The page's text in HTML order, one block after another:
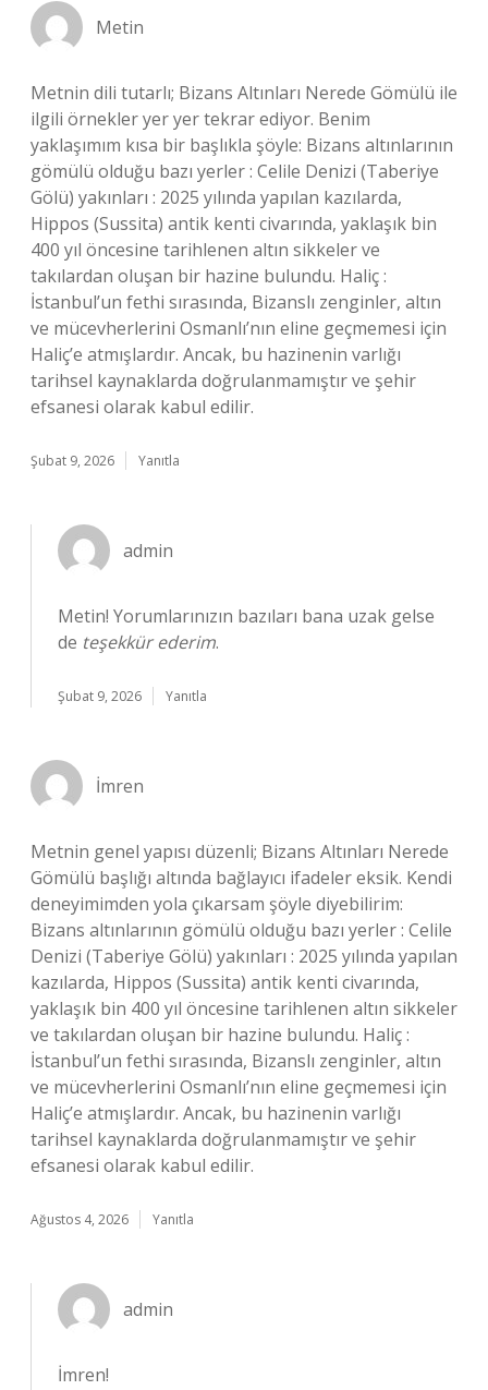
Metin
Metnin dili tutarlı; Bizans Altınları Nerede Gömülü ile
ilgili örnekler yer yer tekrar ediyor. Benim
yaklaşımım kısa bir başlıkla şöyle: Bizans altınlarının
gömülü olduğu bazı yerler : Celile Denizi (Taberiye
Gölü) yakınları : 2025 yılında yapılan kazılarda,
Hippos (Sussita) antik kenti civarında, yaklaşık bin
400 yıl öncesine tarihlenen altın sikkeler ve
takılardan oluşan bir hazine bulundu. Haliç :
İstanbul’un fethi sırasında, Bizanslı zenginler, altın
ve mücevherlerini Osmanlı’nın eline geçmemesi için
Haliç’e atmışlardır. Ancak, bu hazinenin varlığı
tarihsel kaynaklarda doğrulanmamıştır ve şehir
efsanesi olarak kabul edilir.
Şubat 9, 2026 Yanıtla
admin
Metin! Yorumlarınızın bazıları bana uzak gelse
de teşekkür ederim.
Şubat 9, 2026 Yanıtla
İmren
Metnin genel yapısı düzenli; Bizans Altınları Nerede
Gömülü başlığı altında bağlayıcı ifadeler eksik. Kendi
deneyimimden yola çıkarsam şöyle diyebilirim:
Bizans altınlarının gömülü olduğu bazı yerler : Celile
Denizi (Taberiye Gölü) yakınları : 2025 yılında yapılan
kazılarda, Hippos (Sussita) antik kenti civarında,
yaklaşık bin 400 yıl öncesine tarihlenen altın sikkeler
ve takılardan oluşan bir hazine bulundu. Haliç :
İstanbul’un fethi sırasında, Bizanslı zenginler, altın
ve mücevherlerini Osmanlı’nın eline geçmemesi için
Haliç’e atmışlardır. Ancak, bu hazinenin varlığı
tarihsel kaynaklarda doğrulanmamıştır ve şehir
efsanesi olarak kabul edilir.
Ağustos 4, 2026 Yanıtla
admin
İmren!